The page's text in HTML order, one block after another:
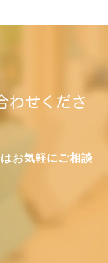
わせくださ
お気軽にご相談